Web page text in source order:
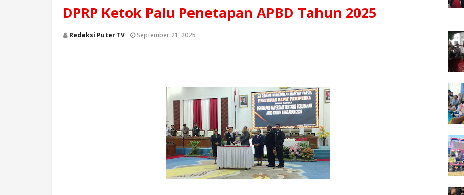
DPRP Ketok Palu Penetapan APBD Tahun 2025
Redaksi Puter TV September 21, 2025